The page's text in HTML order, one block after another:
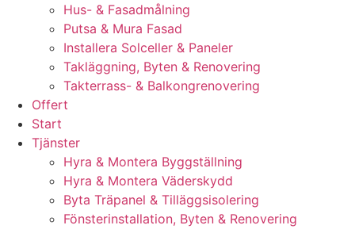
Hus- & Fasadmålning
Putsa & Mura Fasad
Installera Solceller & Paneler
Takläggning, Byten & Renovering
Takterrass- & Balkongrenovering
Offert
Start
Tjänster
Hyra & Montera Byggställning
Hyra & Montera Väderskydd
Byta Träpanel & Tilläggsisolering
Fönsterinstallation, Byten & Renovering